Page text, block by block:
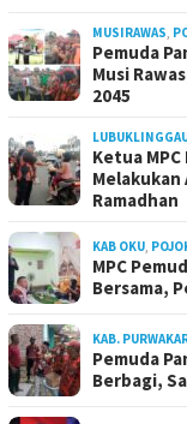
MUSIRAWAS
Pemuda
Musi
2045
Ketua
Melakukan
Ramadhan
KAB OKU
MPC
Bersama,
KAB.
Pemuda
Berbagi,